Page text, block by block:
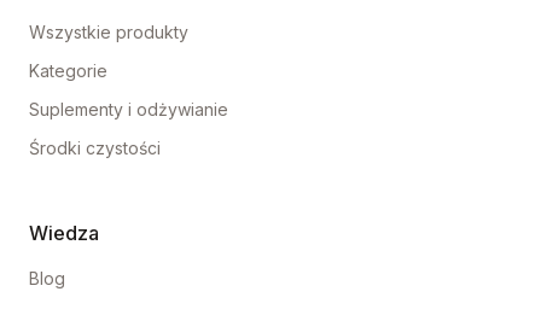
Wszystkie produkty
Kategorie
Suplementy i odżywianie
Środki czystości
Wiedza
Blog